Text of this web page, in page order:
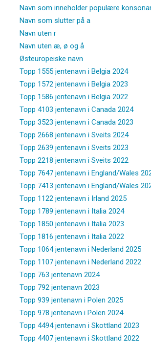
Navn som inneholder populære
Navn som slutter på a
Navn uten r
Navn uten æ, ø og å
Østeuropeiske navn
Topp 1555 jentenavn i Belgia 2024
Topp 1572 jentenavn i Belgia 2023
Topp 1586 jentenavn i Belgia 2022
Topp 4103 jentenavn i Canada 2024
Topp 3523 jentenavn i Canada 2023
Topp 2668 jentenavn i Sveits 2024
Topp 2639 jentenavn i Sveits 2023
Topp 2218 jentenavn i Sveits 2022
Topp 7647 jentenavn i England/Wales
Topp 7413 jentenavn i England/Wales
Topp 1122 jentenavn i Irland 2025
Topp 1789 jentenavn i Italia 2024
Topp 1850 jentenavn i Italia 2023
Topp 1816 jentenavn i Italia 2022
Topp 1064 jentenavn i Nederland 2025
Topp 1107 jentenavn i Nederland 2022
Topp 763 jentenavn 2024
Topp 792 jentenavn 2023
Topp 939 jentenavn i Polen 2025
Topp 978 jentenavn i Polen 2024
Topp 4494 jentenavn i Skottland 2023
Topp 4407 jentenavn i Skottland 2022